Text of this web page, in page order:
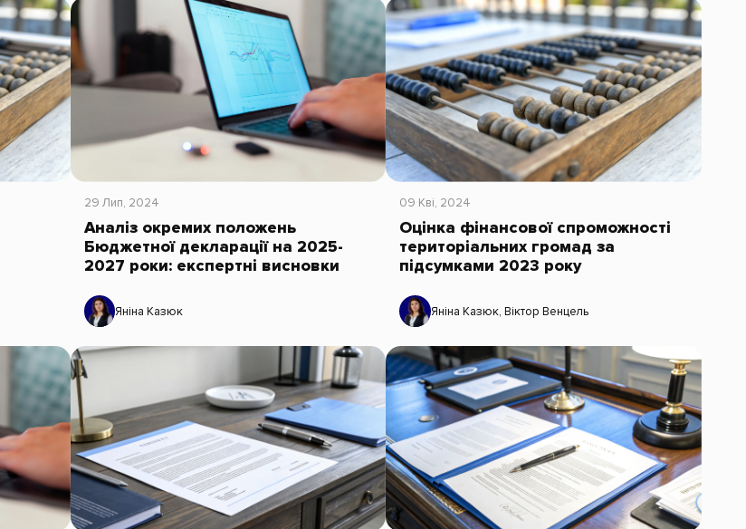
29 Лип, 2024
Аналіз окремих положень
Бюджетної декларації на 2025-
2027 роки: експертні висновки
Яніна Казюк
09 Кві, 2024
Оцінка фінансової спроможності
територіальних громад за
підсумками 2023 року
Яніна Казюк, Віктор Венцель